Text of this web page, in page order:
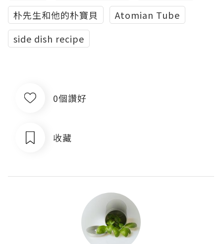
朴先生和他的朴寶貝
Atomian Tube
side dish recipe
0個讚好
收藏